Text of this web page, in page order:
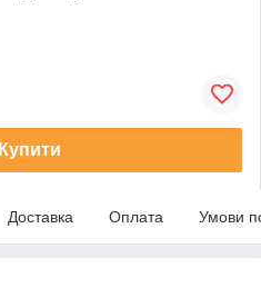
Купити
Доставка Оплата Умови